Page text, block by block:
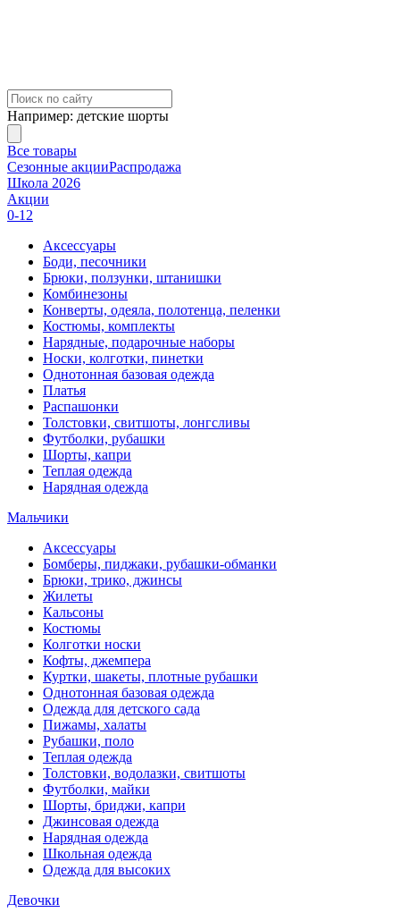
Например: детские шорты
Все товары
Сезонные акцииРаспродажа
Школа 2026
Акции
0-12
Аксессуары
Боди, песочники
Брюки, ползунки, штанишки
Комбинезоны
Конверты, одеяла, полотенца, пеленки
Костюмы, комплекты
Нарядные, подарочные наборы
Носки, колготки, пинетки
Однотонная базовая одежда
Платья
Распашонки
Толстовки, свитшоты, лонгсливы
Футболки, рубашки
Шорты, капри
Теплая одежда
Нарядная одежда
Мальчики
Аксессуары
Бомберы, пиджаки, рубашки-обманки
Брюки, трико, джинсы
Жилеты
Кальсоны
Костюмы
Колготки носки
Кофты, джемпера
Куртки, шакеты, плотные рубашки
Однотонная базовая одежда
Одежда для детского сада
Пижамы, халаты
Рубашки, поло
Теплая одежда
Толстовки, водолазки, свитшоты
Футболки, майки
Шорты, бриджи, капри
Джинсовая одежда
Нарядная одежда
Школьная одежда
Одежда для высоких
Девочки